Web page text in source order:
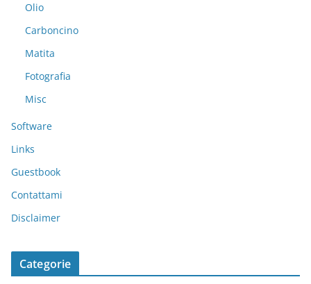
Olio
Carboncino
Matita
Fotografia
Misc
Software
Links
Guestbook
Contattami
Disclaimer
Categorie